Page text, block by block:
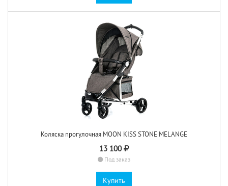
Коляска прогулочная MOON KISS STONE MELANGE
13 100
Под заказ
Купить